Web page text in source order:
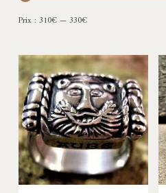
Prix : 310€—330€